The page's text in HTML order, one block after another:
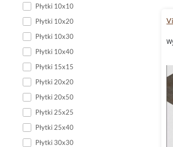
Płytki 10x10
Płytki 10x20
Płytki 10x30
Płytki 10x40
Płytki 15x15
Płytki 20x20
Płytki 20x50
Płytki 25x25
Płytki 25x40
Płytki 30x30